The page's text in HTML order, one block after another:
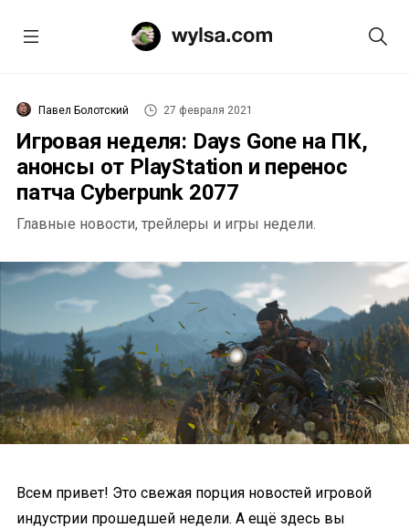
Павел Болотский 27 февраля 2021
Игровая неделя: Days Gone на ПК,
анонсы от PlayStation и перенос
патча Cyberpunk 2077
Главные новости, трейлеры и игры недели.
Всем привет! Это свежая порция новостей игровой
индустрии прошедшей недели. А ещё здесь вы